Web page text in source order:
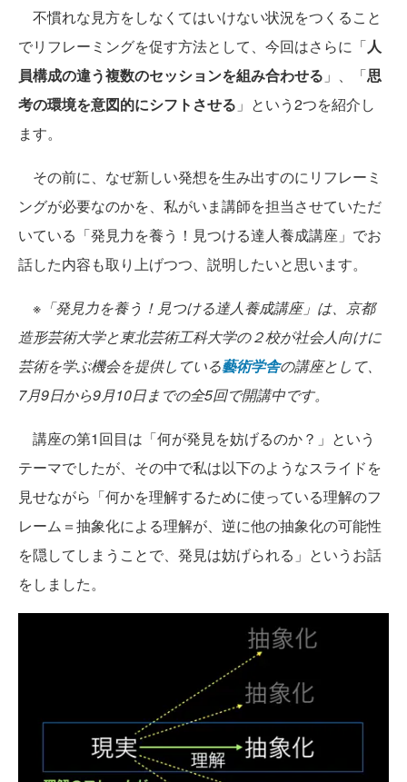
不慣れな見方をしなくてはいけない状況をつくること
でリフレーミングを促す方法として、今回はさらに「人
員構成の違う複数のセッションを組み合わせる 」、「思
考の環境を意図的にシフトさせる 」という2つを紹介し
ます。
その前に、なぜ新しい発想を生み出すのにリフレーミ
ングが必要なのかを、私がいま講師を担当させていただ
いている「発見力を養う！見つける達人養成講座」でお
話した内容も取り上げつつ、説明したいと思います。
※「発見力を養う！見つける達人養成講座」は、京都
造形芸術大学と東北芸術工科大学の２校が社会人向けに
芸術を学ぶ機会を提供している藝術学舎の講座として、
7月9日から9月10日までの全5回で開講中です。
講座の第1回目は「何が発見を妨げるのか？」という
テーマでしたが、その中で私は以下のようなスライドを
見せながら「何かを理解するために使っている理解のフ
レーム＝抽象化による理解が、逆に他の抽象化の可能性
を隠してしまうことで、発見は妨げられる」というお話
をしました。